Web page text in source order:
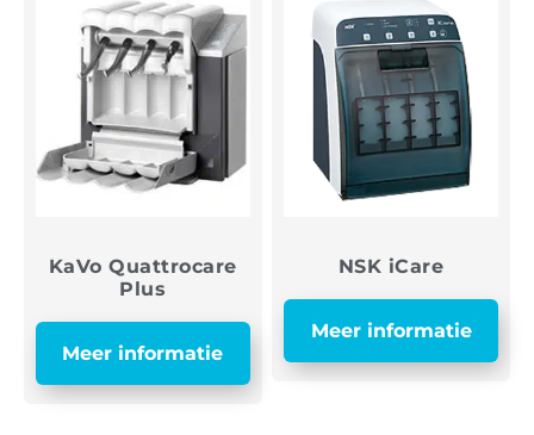
KaVo Quattrocare
Plus
Meer informatie
NSK iCare
Meer informatie